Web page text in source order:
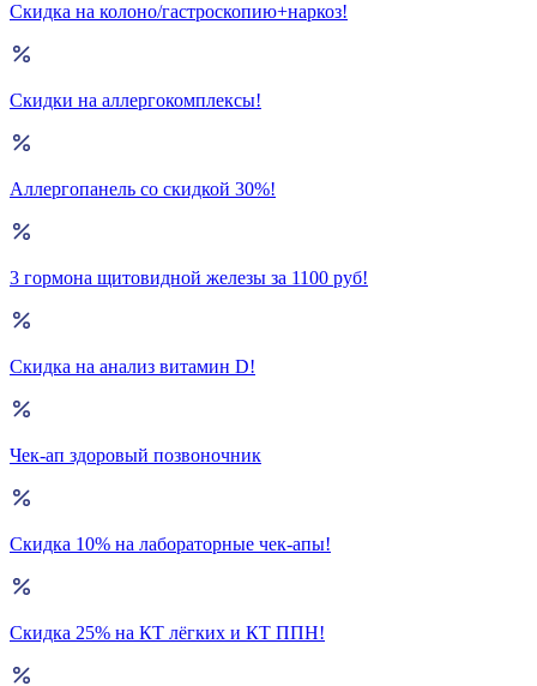
Скидка на колоно/гастроскопию+наркоз!
Скидки на аллергокомплексы!
Аллергопанель со скидкой 30%!
3 гормона щитовидной железы за 1100 руб!
Скидка на анализ витамин D!
Чек-ап здоровый позвоночник
Скидка 10% на лабораторные чек-апы!
Скидка 25% на КТ лёгких и КТ ППН!